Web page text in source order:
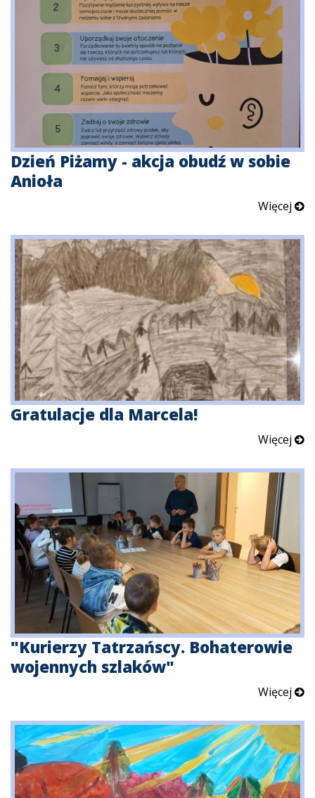
Dzień Piżamy - akcja obudź w sobie
Anioła
Więcej
Gratulacje dla Marcela!
Więcej
"Kurierzy Tatrzańscy. Bohaterowie
wojennych szlaków"
Więcej